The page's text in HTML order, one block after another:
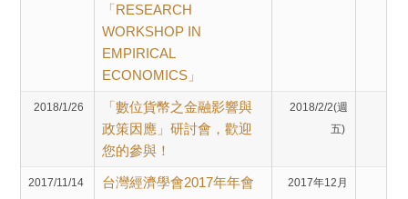
「RESEARCH
WORKSHOP IN
EMPIRICAL
ECONOMICS」
2018/1/26
「數位貨幣之金融影響與
政策因應」研討會，歡迎
您的參與！
2018/2/2(週
五)
2017/11/14 台灣經濟學會2017年年會
2017年12月